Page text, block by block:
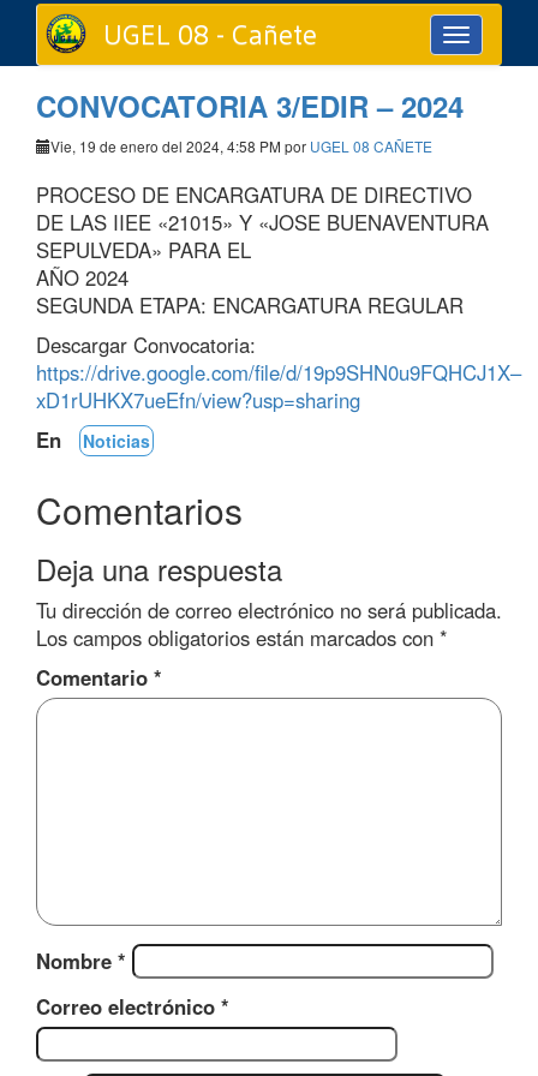
Toggle
navigation
UGEL 08 - Cañete
CONVOCATORIA 3/EDIR – 2024
Vie, 19 de enero del 2024, 4:58 PM por UGEL 08 CAÑETE
PROCESO DE ENCARGATURA DE DIRECTIVO
DE LAS IIEE «21015» Y «JOSE BUENAVENTURA
SEPULVEDA» PARA EL
AÑO 2024
SEGUNDA ETAPA: ENCARGATURA REGULAR
Descargar Convocatoria:
https://drive.google.com/file/d/19p9SHN0u9FQHCJ1X–
xD1rUHKX7ueEfn/view?usp=sharing
En
Noticias
Comentarios
Deja una respuesta
Tu dirección de correo electrónico no será publicada.
Los campos obligatorios están marcados con *
Comentario *
Nombre *
Correo electrónico *